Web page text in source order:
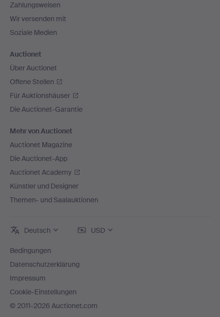
Zahlungsweisen
Wir versenden mit
Soziale Medien
Auctionet
Über Auctionet
Offene Stellen
Für Auktionshäuser
Die Auctionet-Garantie
Mehr von Auctionet
Auctionet Magazine
Die Auctionet-App
Auctionet Academy
Künstler und Designer
Themen- und Saalauktionen
Deutsch USD
Bedingungen
Datenschutzerklärung
Impressum
Cookie-Einstellungen
© 2011-2026 Auctionet.com